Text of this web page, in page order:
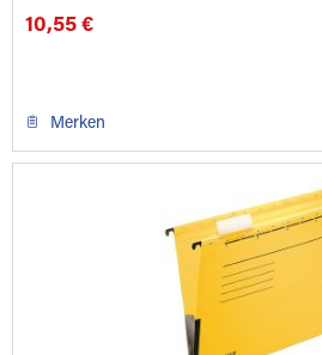
10,55 €
Merken